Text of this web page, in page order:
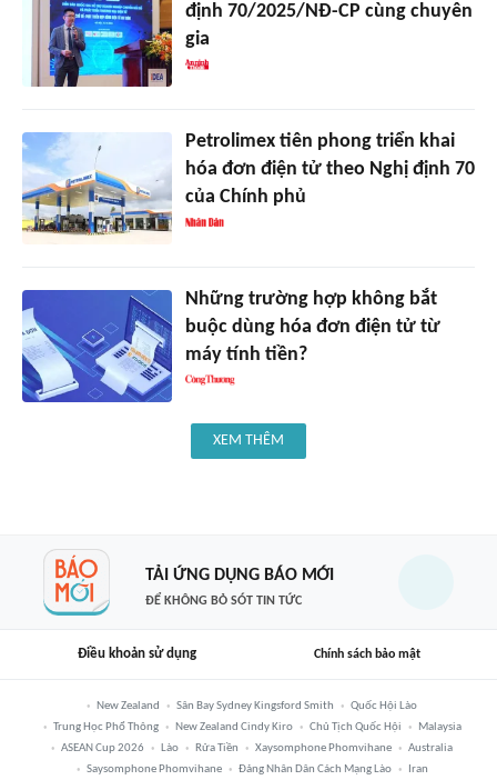
định 70/2025/NĐ-CP cùng chuyên
gia
Petrolimex tiên phong triển khai
hóa đơn điện tử theo Nghị định 70
của Chính phủ
Những trường hợp không bắt
buộc dùng hóa đơn điện tử từ
máy tính tiền?
XEM THÊM
TẢI ỨNG DỤNG BÁO MỚI
ĐỂ KHÔNG BỎ SÓT TIN TỨC
Điều khoản sử dụng Chính sách bảo mật
New Zealand Sân Bay Sydney Kingsford Smith
Quốc Hội Lào
Trung Học Phổ Thông
New Zealand Cindy Kiro Chủ Tịch Quốc Hội
Malaysia
ASEAN Cup 2026
Lào Rửa Tiền Xaysomphone Phomvihane
Australia
Saysomphone Phomvihane
Đảng Nhân Dân Cách Mạng Lào Iran